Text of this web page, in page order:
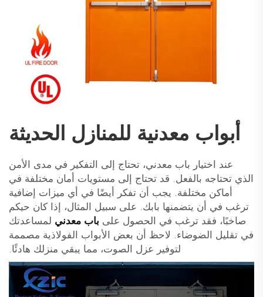
أبواب معدنية للمنازل الحديثة
عند اختيار باب معدني، تحتاج إلى التفكير في مدى الأمن
الذي تحتاجه بالفعل. قد تحتاج إلى مستويات أمان مختلفة في
أماكن مختلفة. يجب أن تفكر أيضًا في أي ميزات إضافية
ترغب في أن يتضمنها بابك. على سبيل المثال، إذا كان حيكم
صاخبًا، فقد ترغب في الحصول على باب معدني لمساعدتك
في تقليل الضوضاء. لاحظ أن بعض الأبواب الفولاذية مصممة
لتوفير عزل الصوت، مما يبقي منزلك هادئًا.